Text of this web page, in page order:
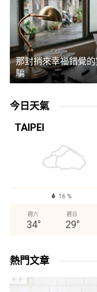
那封捎來幸福錯覺
騙
今日天氣
TAIPEI
16 %
週六
34°
週日
29°
熱門文章